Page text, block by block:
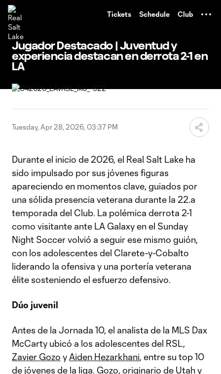
Tickets Schedule Club
Jugador Destacado | Juventud y
experiencia destacan en derrota 2-1 en
LA
Tuesday, Apr 28, 2026, 03:37 PM
Durante el inicio de 2026, el Real Salt Lake ha
sido impulsado por sus jóvenes figuras
apareciendo en momentos clave, guiados por
una sólida presencia veterana durante la 22.ª
temporada del Club. La polémica derrota 2-1
como visitante ante LA Galaxy en el Sunday
Night Soccer volvió a seguir ese mismo guión,
con los adolescentes del Clarete-y-Cobalto
liderando la ofensiva y una portería veterana
élite sosteniendo el esfuerzo defensivo.
Dúo juvenil
Antes de la Jornada 10, el analista de la MLS Dax
McCarty ubicó a los adolescentes del RSL,
Zavier Gozo y Aiden Hezarkhani, entre su top 10
de jóvenes de la liga. Gozo, originario de Utah y